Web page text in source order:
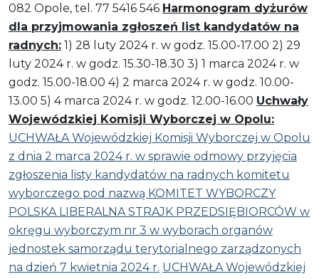
082 Opole, tel. 77 5416 546 Harmonogram dyżurów
dla przyjmowania zgłoszeń list kandydatów na
radnych: 1) 28 luty 2024 r. w godz. 15.00-17.00 2) 29
luty 2024 r. w godz. 15.30-18.30 3) 1 marca 2024 r. w
godz. 15.00-18.00 4) 2 marca 2024 r. w godz. 10.00-
13.00 5) 4 marca 2024 r. w godz. 12.00-16.00 Uchwały
Wojewódzkiej Komisji Wyborczej w Opolu:
UCHWAŁA Wojewódzkiej Komisji Wyborczej w Opolu
z dnia 2 marca 2024 r. w sprawie odmowy przyjęcia
zgłoszenia listy kandydatów na radnych komitetu
wyborczego pod nazwą KOMITET WYBORCZY
POLSKA LIBERALNA STRAJK PRZEDSIĘBIORCÓW w
okręgu wyborczym nr 3 w wyborach organów
jednostek samorządu terytorialnego zarządzonych
na dzień 7 kwietnia 2024 r. UCHWAŁA Wojewódzkiej